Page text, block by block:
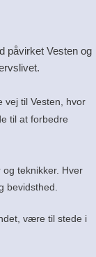
påvirket Vesten og
vej til Vesten, hvor
til at forbedre
teknikker. Hver
bevidsthed.
være til stede i